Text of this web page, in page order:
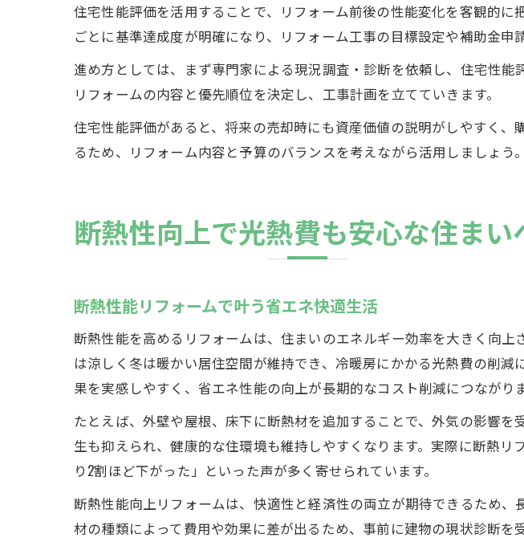
住宅性能評価を活用することで、リフォーム前後の性能変化を客観的
ごとに基準達成度が明確になり、リフォーム工事の目標設定や補助金申
進め方としては、まず専門家による現況調査・診断を依頼し、住宅性
リフォームの内容と優先順位を決定し、工事計画を立てていきます。
住宅性能評価があると、将来の売却時にも資産価値の説明がしやすく
るため、リフォーム内容と予算のバランスを考えながら活用しましょう。
断熱性向上で光熱費も安心な住まい
断熱性能リフォームで叶う省エネ快適生活
断熱性能を高めるリフォームは、住まいのエネルギー効率を大きく向
は涼しく冬は暖かい居住空間が維持でき、冷暖房にかかる光熱費の削
果を実感しやすく、省エネ性能の向上が長期的なコスト削減につながりま
たとえば、外壁や屋根、床下に断熱材を追加することで、外気の影響
生も抑えられ、健康的な住環境も維持しやすくなります。実際に断熱
り2割ほど下がった」といった声が多く寄せられています。
断熱性能向上リフォームは、快適性と経済性の両立が期待できるため
材の種類によって費用や効果に差が出るため、事前に建物の現状診断を